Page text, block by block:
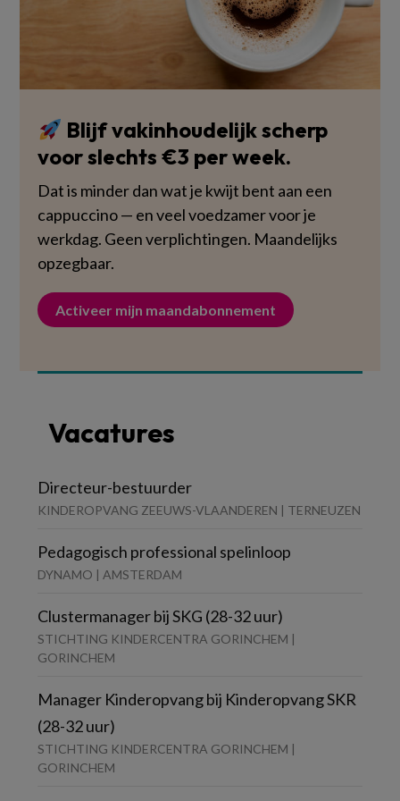
Blijf vakinhoudelijk scherp
voor slechts €3 per week.
Dat is minder dan wat je kwijt bent aan een
cappuccino — en veel voedzamer voor je
werkdag. Geen verplichtingen. Maandelijks
opzegbaar.
Activeer mijn maandabonnement
Vacatures
Directeur-bestuurder
KINDEROPVANG ZEEUWS-VLAANDEREN | TERNEUZEN
Pedagogisch professional spelinloop
DYNAMO | AMSTERDAM
Clustermanager bij SKG (28-32 uur)
STICHTING KINDERCENTRA GORINCHEM |
GORINCHEM
Manager Kinderopvang bij Kinderopvang SKR
(28-32 uur)
STICHTING KINDERCENTRA GORINCHEM |
GORINCHEM